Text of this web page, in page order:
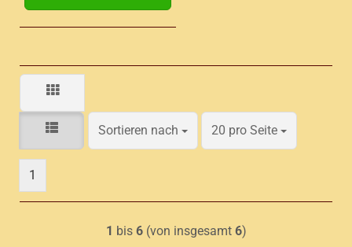
Sortieren nach
Sortieren nach 20 pro Seite
pro Seite
1
1 bis 6(von insgesamt 6)